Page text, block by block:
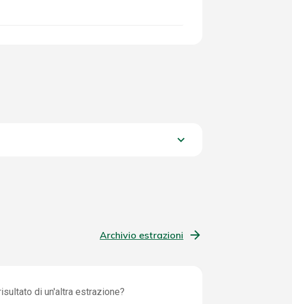
keyboard_arrow_down
Archivio estrazioni
di un'altra estrazione?